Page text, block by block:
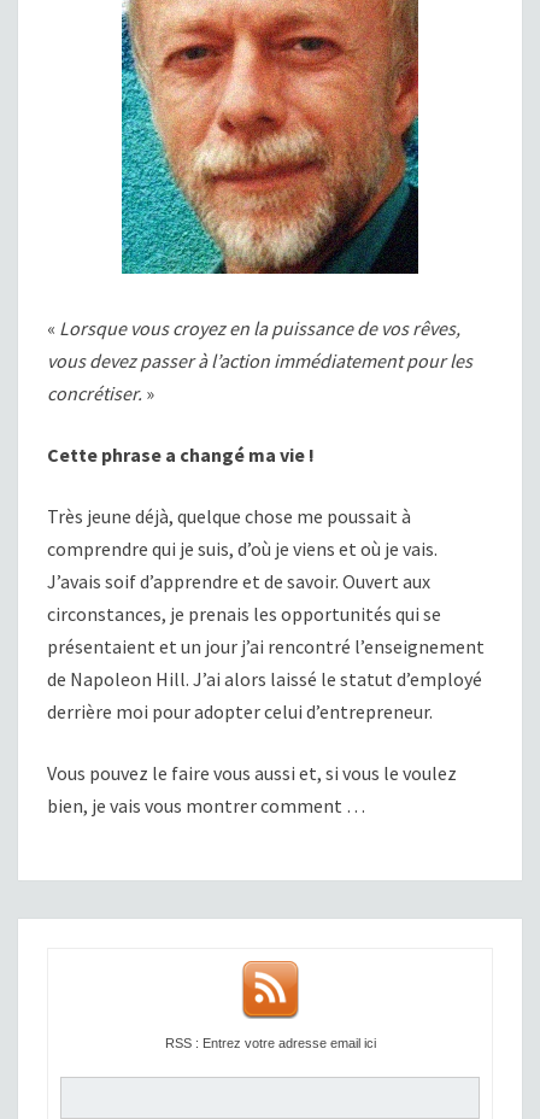
« Lorsque vous croyez en la puissance de vos rêves,
vous devez passer à l’action immédiatement pour les
concrétiser. »
Cette phrase a changé ma vie !
Très jeune déjà, quelque chose me poussait à
comprendre qui je suis, d’où je viens et où je vais.
J’avais soif d’apprendre et de savoir. Ouvert aux
circonstances, je prenais les opportunités qui se
présentaient et un jour j’ai rencontré l’enseignement
de Napoleon Hill. J’ai alors laissé le statut d’employé
derrière moi pour adopter celui d’entrepreneur.
Vous pouvez le faire vous aussi et, si vous le voulez
bien, je vais vous montrer comment …
RSS : Entrez votre adresse email ici